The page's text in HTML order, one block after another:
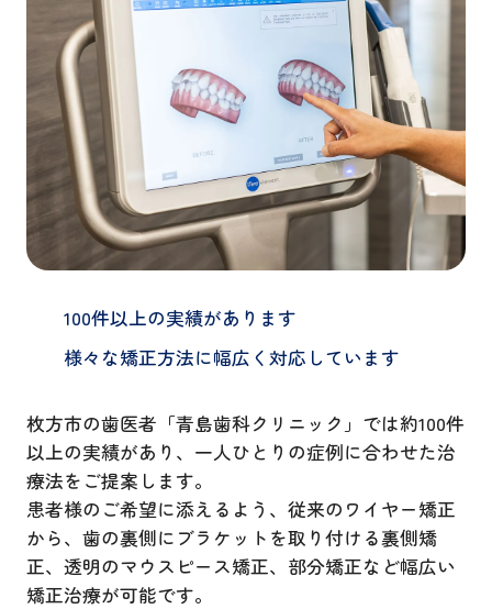
100件以上の実績があります
様々な矯正方法に幅広く対応しています
枚方市の歯医者「青島歯科クリニック」では約100件
以上の実績があり、一人ひとりの症例に合わせた治
療法をご提案します。
患者様のご希望に添えるよう、従来のワイヤー矯正
から、歯の裏側にブラケットを取り付ける裏側矯
正、透明のマウスピース矯正、部分矯正など幅広い
矯正治療が可能です。